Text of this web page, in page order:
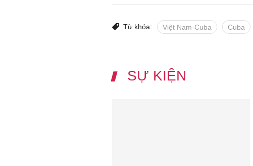
Từ khóa: Việt Nam-Cuba Cuba
SỰ KIỆN